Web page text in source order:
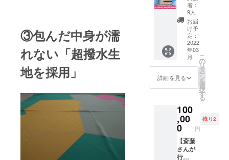
③包んだ中身が濡
れない「超撥水生
地を採用」
すいサ
イズの
平織・
災害時
にも頼
れる耐
水性の
高いタ
フタを
使い分
トを3月
以降に
お届け
しま
す。 ・
サイ
ズ：
オンエ
ア見学
＋防災
風呂敷
（１
枚）
セッ
ト】 福
テレの
本社を
見学の
他、自
番組の
一部を
スタジ
オで見
学して
いただ
きま
者：
9人
お届
け予
定：
2022
年03
月
詳細を見る
こ
の
リ
タ
ー
ン
を
選
択
す
る
100
,00
0 円
残り2
【斎藤
さんが
行